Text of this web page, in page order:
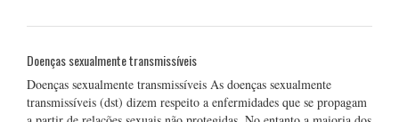
Doenças sexualmente transmissíveis
Doenças sexualmente transmissíveis As doenças sexualmente
transmissíveis (dst) dizem respeito a enfermidades que se propagam